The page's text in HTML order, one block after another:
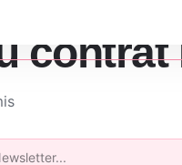
contrat